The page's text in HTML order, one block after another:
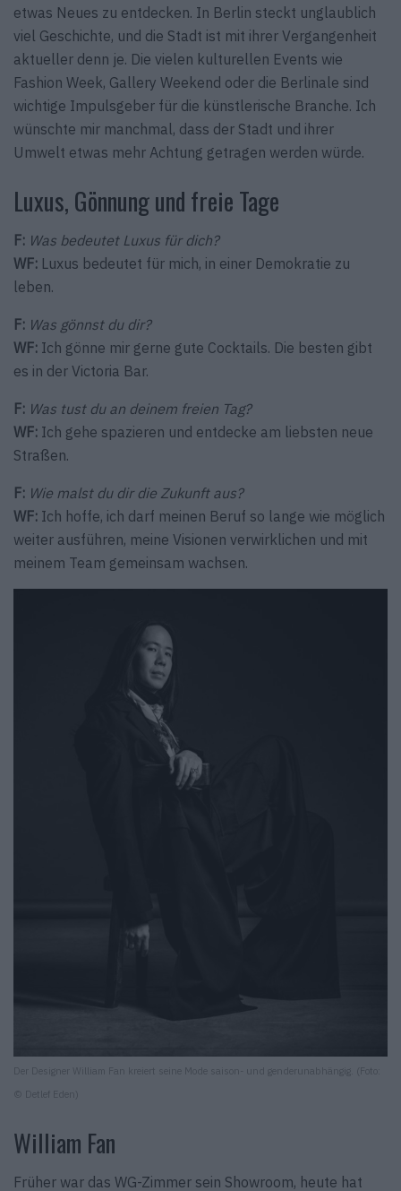
etwas Neues zu entdecken. In Berlin steckt unglaublich
viel Geschichte, und die Stadt ist mit ihrer Vergangenheit
aktueller denn je. Die vielen kulturellen Events wie
Fashion Week, Gallery Weekend oder die Berlinale sind
wichtige Impulsgeber für die künstlerische Branche. Ich
wünschte mir manchmal, dass der Stadt und ihrer
Umwelt etwas mehr Achtung getragen werden würde.
Luxus, Gönnung und freie Tage
F: Was bedeutet Luxus für dich?
WF: Luxus bedeutet für mich, in einer Demokratie zu
leben.
F: Was gönnst du dir?
WF: Ich gönne mir gerne gute Cocktails. Die besten gibt
es in der Victoria Bar.
F: Was tust du an deinem freien Tag?
WF: Ich gehe spazieren und entdecke am liebsten neue
Straßen.
F: Wie malst du dir die Zukunft aus?
WF: Ich hoffe, ich darf meinen Beruf so lange wie möglich
weiter ausführen, meine Visionen verwirklichen und mit
meinem Team gemeinsam wachsen.
Der Designer William Fan kreiert seine Mode saison- und genderunabhängig. (Foto:
© Detlef Eden)
William Fan
Früher war das WG-Zimmer sein Showroom, heute hat